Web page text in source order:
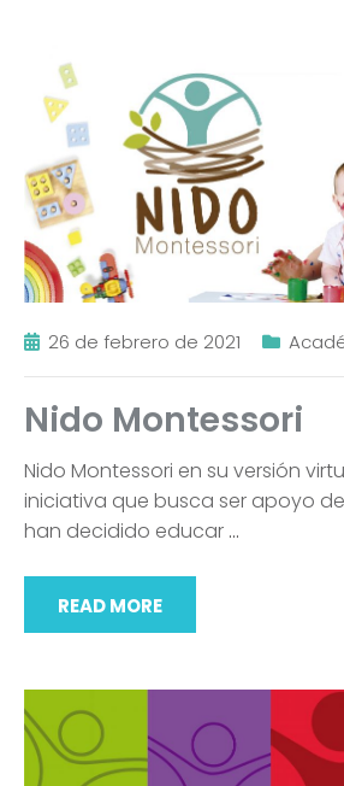
26 de febrero de 2021
Nido Montessori
Nido Montessori en su versión
iniciativa que busca ser apoyo
han decidido educar …
READ MORE